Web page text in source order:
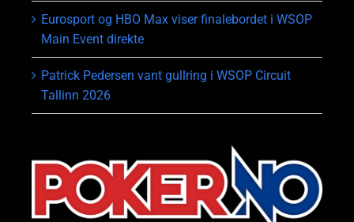
Eurosport og HBO Max viser finalebordet i WSOP
Main Event direkte
Patrick Pedersen vant gullring i WSOP Circuit
Tallinn 2026